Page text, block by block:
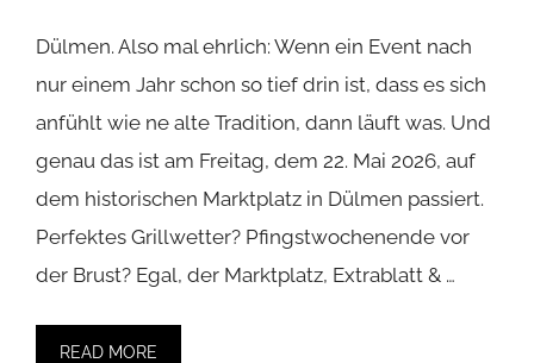
Dülmen. Also mal ehrlich: Wenn ein Event nach
nur einem Jahr schon so tief drin ist, dass es sich
anfühlt wie ne alte Tradition, dann läuft was. Und
genau das ist am Freitag, dem 22. Mai 2026, auf
dem historischen Marktplatz in Dülmen passiert.
Perfektes Grillwetter? Pfingstwochenende vor
der Brust? Egal, der Marktplatz, Extrablatt & …
READ MORE